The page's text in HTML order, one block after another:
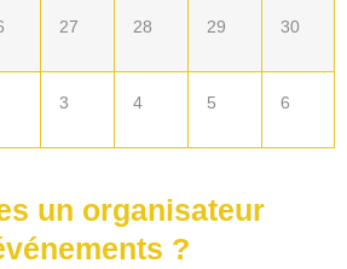
27 28 29 30
3 4 5 6
un organisateur
?